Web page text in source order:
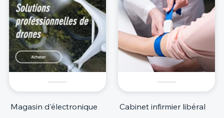
Magasin d'électronique Cabinet infirmier libéral